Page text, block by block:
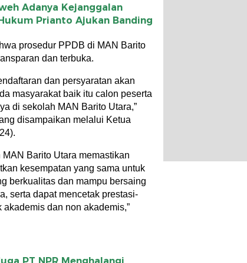
Adanya Kejanggalan
Prianto Ajukan Banding
prosedur PPDB di MAN Barito
dan terbuka.
dan persyaratan akan
masyarakat baik itu calon peserta
di sekolah MAN Barito Utara,”
disampaikan melalui Ketua
Barito Utara memastikan
kesempatan yang sama untuk
berkualitas dan mampu bersaing
serta dapat mencetak prestasi-
dan non akademis,”